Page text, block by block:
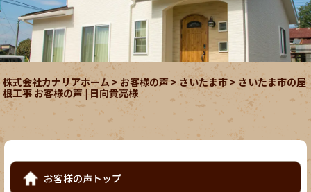
株式会社カナリアホーム> お客様の声> さいたま市 > さいたま市の屋
根工事 お客様の声 | 日向貴亮様
お客様の声トップ